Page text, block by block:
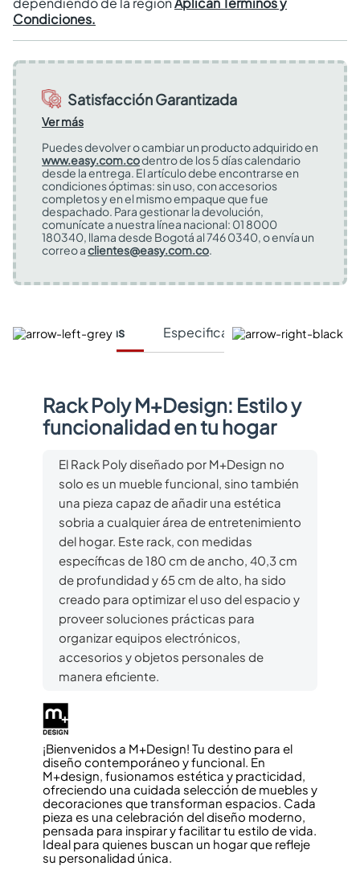
Condiciones.
Satisfacción Garantizada
Ver más
Puedes devolver o cambiar un producto adquirido en
www.easy.com.codentro de los 5 días calendario
desde la entrega. El artículo debe encontrarse en
condiciones óptimas: sin uso, con accesorios
completos y en el mismo empaque que fue
despachado. Para gestionar la devolución,
comunícate a nuestra línea nacional: 01 8000
180340, llama desde Bogotá al 746 0340, o envía un
correo aclientes@easy.com.co.
Características Especificaciones Técnicas
Rack Poly M+Design: Estilo y
funcionalidad en tu hogar
El Rack Poly diseñado por M+Design no
solo es un mueble funcional, sino también
una pieza capaz de añadir una estética
sobria a cualquier área de entretenimiento
del hogar. Este rack, con medidas
específicas de 180 cm de ancho, 40,3 cm
de profundidad y 65 cm de alto, ha sido
creado para optimizar el uso del espacio y
proveer soluciones prácticas para
organizar equipos electrónicos,
accesorios y objetos personales de
manera eficiente.
¡Bienvenidos a M+Design! Tu destino para el
diseño contemporáneo y funcional. En
M+design, fusionamos estética y practicidad,
ofreciendo una cuidada selección de muebles y
decoraciones que transforman espacios. Cada
pieza es una celebración del diseño moderno,
pensada para inspirar y facilitar tu estilo de vida.
Ideal para quienes buscan un hogar que refleje
su personalidad única.